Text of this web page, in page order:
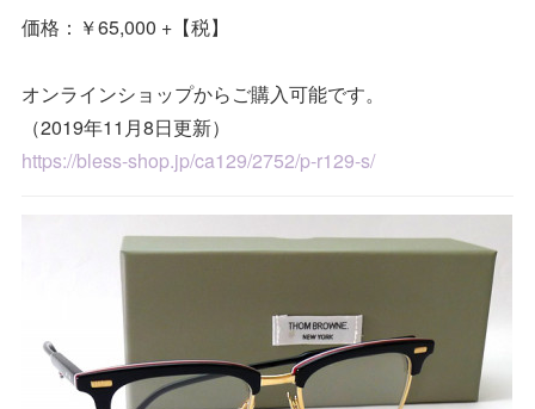
価格：￥65,000 +【税】
オンラインショップからご購入可能です。
（2019年11月8日更新）
https://bless-shop.jp/ca129/2752/p-r129-s/